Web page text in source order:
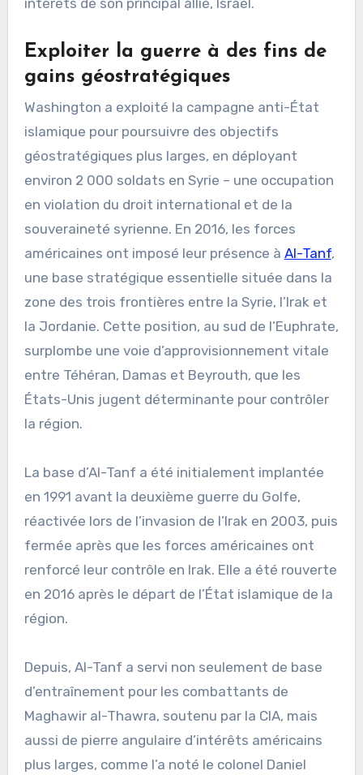
Exploiter la guerre à des fins de
gains géostratégiques
Washington a exploité la campagne anti-État
islamique pour poursuivre des objectifs
géostratégiques plus larges, en déployant
environ 2 000 soldats en Syrie – une occupation
en violation du droit international et de la
souveraineté syrienne. En 2016, les forces
américaines ont imposé leur présence à Al-Tanf,
une base stratégique essentielle située dans la
zone des trois frontières entre la Syrie, l’Irak et
la Jordanie. Cette position, au sud de l’Euphrate,
surplombe une voie d’approvisionnement vitale
entre Téhéran, Damas et Beyrouth, que les
États-Unis jugent déterminante pour contrôler
la région.
La base d’Al-Tanf a été initialement implantée
en 1991 avant la deuxième guerre du Golfe,
réactivée lors de l’invasion de l’Irak en 2003, puis
fermée après que les forces américaines ont
renforcé leur contrôle en Irak. Elle a été rouverte
en 2016 après le départ de l’État islamique de la
région.
Depuis, Al-Tanf a servi non seulement de base
d’entraînement pour les combattants de
Maghawir al-Thawra, soutenu par la CIA, mais
aussi de pierre angulaire d’intérêts américains
plus larges, comme l’a noté le colonel Daniel